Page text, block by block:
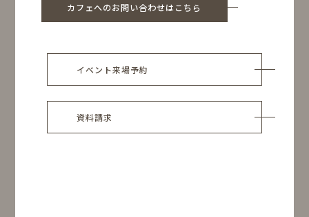
カフェへのお問い合わせはこちら
イベント来場予約
資料請求